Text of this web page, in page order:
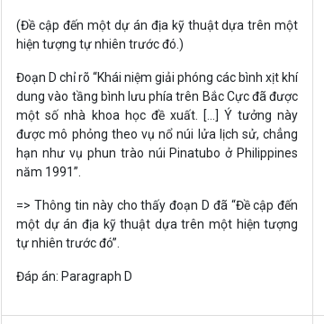
(Đề cập đến một dự án địa kỹ thuật dựa trên một
hiện tượng tự nhiên trước đó.)
Đoạn D chỉ rõ “Khái niệm giải phóng các bình xịt khí
dung vào tầng bình lưu phía trên Bắc Cực đã được
một số nhà khoa học đề xuất. […] Ý tưởng này
được mô phỏng theo vụ nổ núi lửa lịch sử, chẳng
hạn như vụ phun trào núi Pinatubo ở Philippines
năm 1991”.
=> Thông tin này cho thấy đoạn D đã “Đề cập đến
một dự án địa kỹ thuật dựa trên một hiện tượng
tự nhiên trước đó”.
Đáp án: Paragraph D